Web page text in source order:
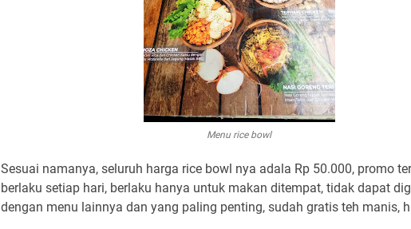
Menu rice bowl
Sesuai namanya, seluruh harga rice bowl nya adala Rp 50.000, promo
berlaku setiap hari, berlaku hanya untuk makan ditempat, tidak dapat
dengan menu lainnya dan yang paling penting, sudah gratis teh manis,